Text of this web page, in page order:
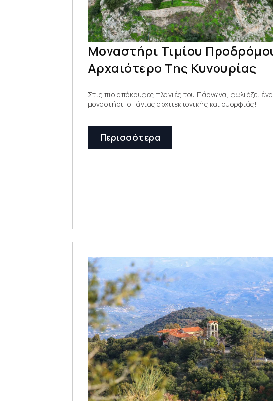
Μοναστήρι Τιμίου
Αρχαιότερο Της Κυνουρίας
Στις πιο απόκρυφες πλαγιές του Πάρνωνα, φωλιάζει ένα
μοναστήρι, σπάνιας αρχιτεκτονικής και ομορφιάς!
Περισσότερα